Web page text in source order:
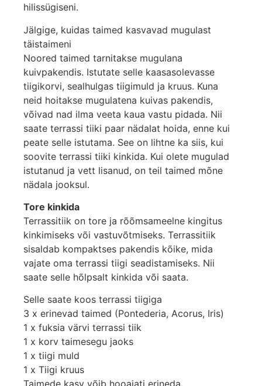
hilissügiseni.
Jälgige, kuidas taimed kasvavad mugulast
täistaimeni
Noored taimed tarnitakse mugulana
kuivpakendis. Istutate selle kaasasolevasse
tiigikorvi, sealhulgas tiigimuld ja kruus. Kuna
neid hoitakse mugulatena kuivas pakendis,
võivad nad ilma veeta kaua vastu pidada. Nii
saate terrassi tiiki paar nädalat hoida, enne kui
peate selle istutama. See on lihtne ka siis, kui
soovite terrassi tiiki kinkida. Kui olete mugulad
istutanud ja vett lisanud, on teil taimed mõne
nädala jooksul.
Tore kinkida
Terrassitiik on tore ja rõõmsameelne kingitus
kinkimiseks või vastuvõtmiseks. Terrassitiik
sisaldab kompaktses pakendis kõike, mida
vajate oma terrassi tiigi seadistamiseks. Nii
saate selle hõlpsalt kinkida või saata.
Selle saate koos terrassi tiigiga
3 x erinevad taimed (Pontederia, Acorus, Iris)
1 x fuksia värvi terrassi tiik
1 x korv taimesegu jaoks
1 x tiigi muld
1 x Tiigi kruus